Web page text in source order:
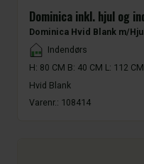
Dominica inkl. hjul og
Dominica Hvid Blank m/
Placement
Indendørs
H: 80 CM B: 40 CM L: 112 CM
Hvid Blank
Varenr.: 108414